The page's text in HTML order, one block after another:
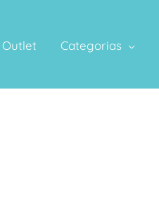
Outlet Categorias